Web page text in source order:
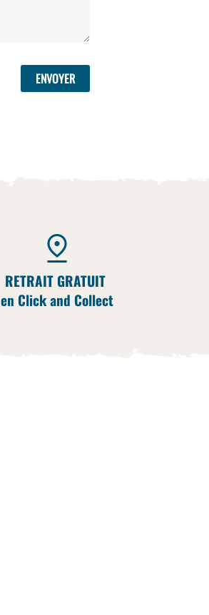
RETRAIT GRATUIT
en Click and Collect